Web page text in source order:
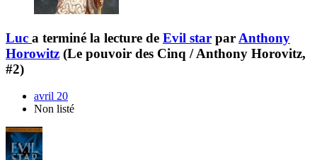
Luc a terminé la lecture de Evil star par Anthony
Horowitz (Le pouvoir des Cinq / Anthony Horovitz,
#2)
avril 20
Non listé